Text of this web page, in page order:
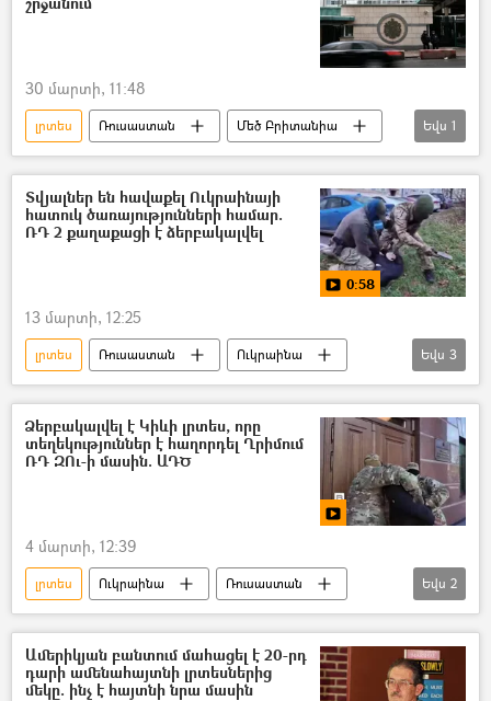
30 մարտի, 11:48
լրտես Ռուսաստան
Մեծ Բրիտանիա
լրտեսություն
Եվս 1
Տվյալներ են հավաքել Ուկրաինայի
հատուկ ծառայությունների համար.
ՌԴ 2 քաղաքացի է ձերբակալվել
0:58
13 մարտի, 12:25
լրտես Ռուսաստան
Ուկրաինա
Ձերբակալություն
տեսանյութ
Տեսանյութեր
Եվս 3
Ձերբակալվել է Կիևի լրտես, որը
տեղեկություններ է հաղորդել Ղրիմում
ՌԴ ԶՈւ-ի մասին. ԱԴԾ
4 մարտի, 12:39
լրտես Ուկրաինա
Ռուսաստան
Անվտանգության դաշնային ծառայություն (ԱԴԾ)
Պատերազմ
Եվս 2
Ամերիկյան բանտում մահացել է 20-րդ
դարի ամենահայտնի լրտեսներից
մեկը. ինչ է հայտնի նրա մասին